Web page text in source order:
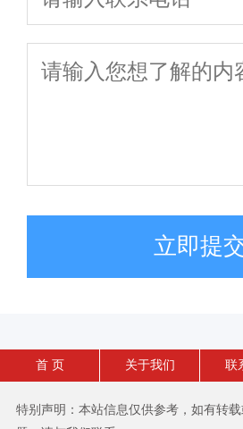
立即提
首 页 关于我们 联
特别声明：本站信息仅供参考，如有转